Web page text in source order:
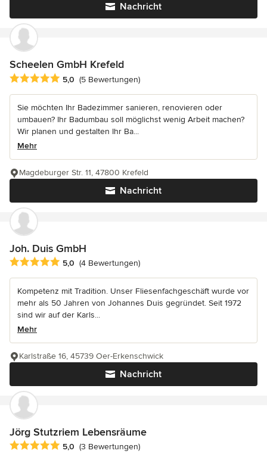
Nachricht
Scheelen GmbH Krefeld
Durchschnittliche Bewertung: 5 von 5 Sternen
5,0 (5 Bewertungen)
Sie möchten Ihr Badezimmer sanieren, renovieren oder
umbauen? Ihr Badumbau soll möglichst wenig Arbeit machen?
Wir planen und gestalten Ihr Ba...
Mehr
Nachricht
Magdeburger Str. 11, 47800 Krefeld
Joh. Duis GmbH
Durchschnittliche Bewertung: 5 von 5 Sternen
5,0 (4 Bewertungen)
Kompetenz mit Tradition. Unser Fliesenfachgeschäft wurde vor
mehr als 50 Jahren von Johannes Duis gegründet. Seit 1972
sind wir auf der Karls...
Mehr
Nachricht
Karlstraße 16, 45739 Oer-Erkenschwick
Jörg Stutzriem Lebensräume
Durchschnittliche Bewertung: 5 von 5 Sternen
5,0 (3 Bewertungen)